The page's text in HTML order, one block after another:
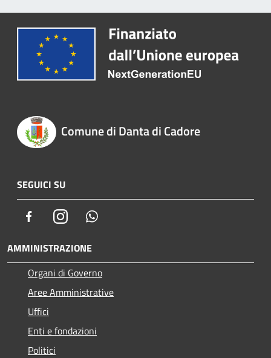
Comune di Danta di Cadore
SEGUICI SU
FacebookInstagram
AMMINISTRAZIONE
Organi di Governo
Aree Amministrative
Uffici
Enti e fondazioni
Politici